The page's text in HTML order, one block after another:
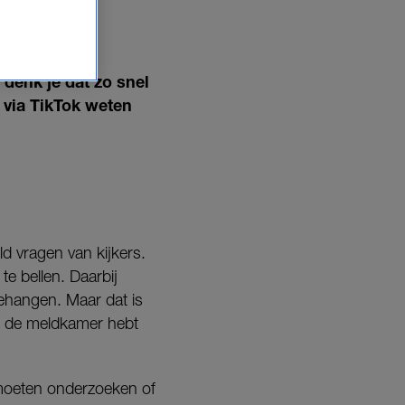
je dat zo snel
TikTok weten
vragen van kijkers.
bellen. Daarbij
Maar dat is
de meldkamer hebt
onderzoeken of